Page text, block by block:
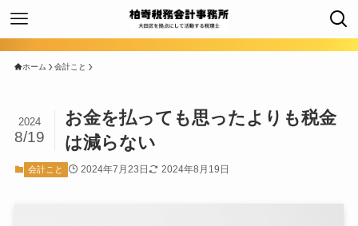
ホーム 会計こと
お金を払っても思ったよりも税金
は減らない
2024
8/19
会計こと 2024年7月23日 2024年8月19日